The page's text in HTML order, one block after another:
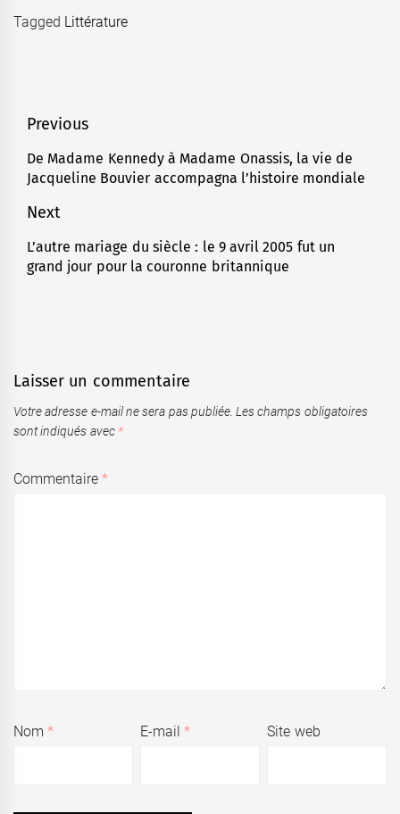
Tagged Littérature
Navigation
de
l’article
Previous
Previous
post:
De Madame Kennedy à Madame Onassis, la vie de
Jacqueline Bouvier accompagna l’histoire mondiale
Next
Next
post:
L’autre mariage du siècle : le 9 avril 2005 fut un
grand jour pour la couronne britannique
Laisser un commentaire
Votre adresse e-mail ne sera pas publiée. Les champs obligatoires
sont indiqués avec *
Commentaire*
Nom* E-mail* Site web